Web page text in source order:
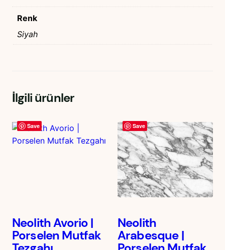
Renk
Siyah
İlgili ürünler
Save
Neolith Avorio |
Porselen Mutfak
Save
Neolith
Arabesque |